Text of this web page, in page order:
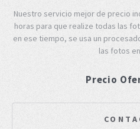
Nuestro servicio mejor de precio
horas para que realize todas las
en ese tiempo, se usa un
las fotos
Precio